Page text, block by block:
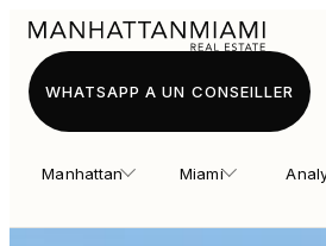
Manhattan Miami
WHATSAPP A UN CONSEILLER